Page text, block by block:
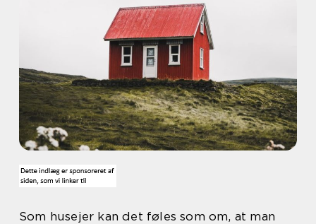
Som husejer kan det føles som om, at man